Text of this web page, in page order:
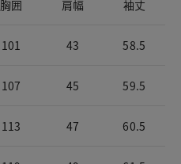
胸囲 肩幅 袖丈
101 43 58.5
107 45 59.5
113 47 60.5